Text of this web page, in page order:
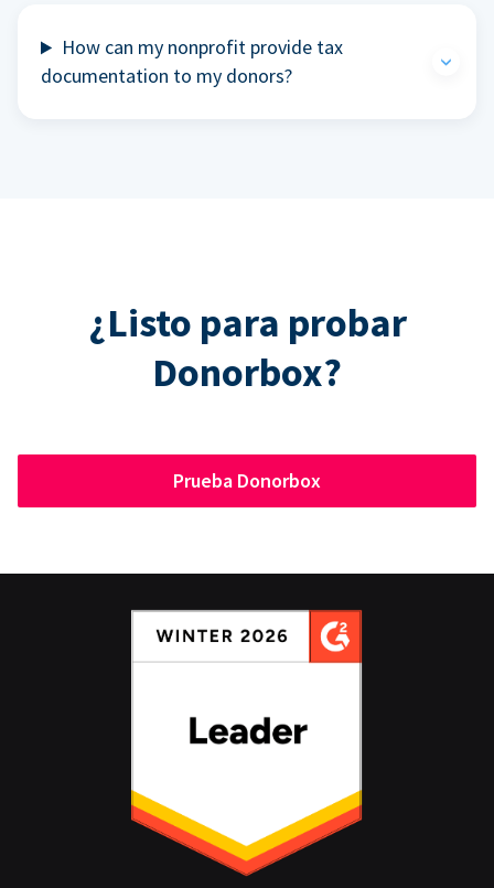
How can my nonprofit provide tax
documentation to my donors?
¿Listo para probar
Donorbox?
Prueba Donorbox